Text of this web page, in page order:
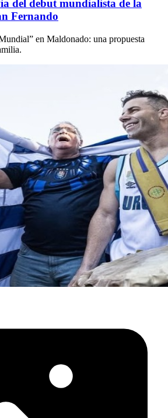
del debut mundialista de la
Fernando
en Maldonado: una propuesta